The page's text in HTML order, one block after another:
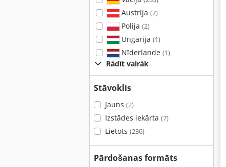
Austrija (7)
Polija (2)
Ungārija (1)
Nīderlande (1)
Rādīt vairāk
Stāvoklis
Jauns (2)
Izstādes iekārta (7)
Lietots (236)
Pārdošanas formāts